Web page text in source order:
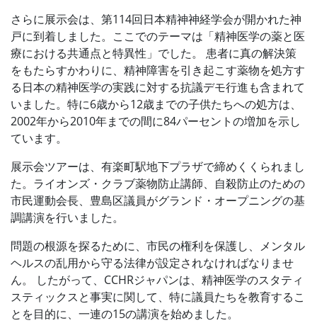
さらに展示会は、第114回日本精神神経学会が開かれた神
戸に到着しました。ここでのテーマは「精神医学の薬と医
療における共通点と特異性」でした。 患者に真の解決策
をもたらすかわりに、精神障害を引き起こす薬物を処方す
る日本の精神医学の実践に対する抗議デモ行進も含まれて
いました。特に6歳から12歳までの子供たちへの処方は、
2002年から2010年までの間に84パーセントの増加を示し
ています。
展示会ツアーは、有楽町駅地下プラザで締めくくられまし
た。ライオンズ・クラブ薬物防止講師、自殺防止のための
市民運動会長、豊島区議員がグランド・オープニングの基
調講演を行いました。
問題の根源を探るために、市民の権利を保護し、メンタル
ヘルスの乱用から守る法律が設定されなければなりませ
ん。 したがって、CCHRジャパンは、精神医学のスタティ
スティックスと事実に関して、特に議員たちを教育するこ
とを目的に、一連の15の講演を始めました。